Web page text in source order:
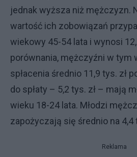
jednak wyższa niż mężczyzn.
wartość ich zobowiązań
wiekowy 45-54 lata i wynosi
porównania, mężczyźni w tym
spłacenia średnio 11,9 tys. zł
do spłaty – 5,2 tys. zł – mają
wieku 18-24 lata. Młodzi
zapożyczają się średnio na 4,4
Reklama